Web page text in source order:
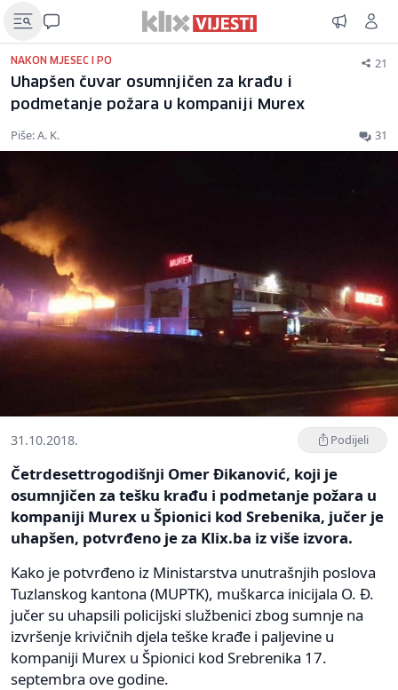
NAKON MJESEC I PO 21
Uhapšen čuvar osumnjičen za krađu i
podmetanje požara u kompaniji Murex
Piše: A. K. 31
31.10.2018. Podijeli
Četrdesettrogodišnji Omer Đikanović, koji je
osumnjičen za tešku krađu i podmetanje požara u
kompaniji Murex u Špionici kod Srebenika, jučer je
uhapšen, potvrđeno je za Klix.ba iz više izvora.
Kako je potvrđeno iz Ministarstva unutrašnjih poslova
Tuzlanskog kantona (MUPTK), muškarca inicijala O. Đ.
jučer su uhapsili policijski službenici zbog sumnje na
izvršenje krivičnih djela teške krađe i paljevine u
kompaniji Murex u Špionici kod Srebrenika 17.
septembra ove godine.